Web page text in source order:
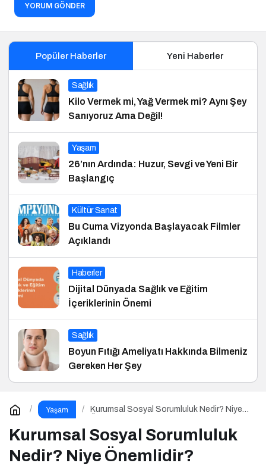
YORUM GÖNDER
Popüler Haberler Yeni Haberler
Sağlık
Kilo Vermek mi, Yağ Vermek mi? Aynı Şey
Sanıyoruz Ama Değil!
Yaşam
26’nın Ardında: Huzur, Sevgi ve Yeni Bir
Başlangıç
Kültür Sanat
Bu Cuma Vizyonda Başlayacak Filmler
Açıklandı
Haberler
Dijital Dünyada Sağlık ve Eğitim
İçeriklerinin Önemi
Sağlık
Boyun Fıtığı Ameliyatı Hakkında Bilmeniz
Gereken Her Şey
Yaşam
Kurumsal Sosyal Sorumluluk Nedir? Niye
Nasıl Yapılır?
Kurumsal Sosyal Sorumluluk
Nedir? Niye Önemlidir?